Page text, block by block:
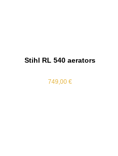
Stihl RL 540 aerators
749,00 €